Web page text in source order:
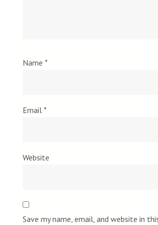
Name *
Email *
Website
Save my name, email, and website in